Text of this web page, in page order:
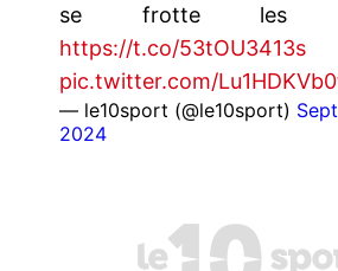
se frotte les
https://t.co/53tOU3413s
pic.twitter.com/
— le10sport (@le10sport)
2024